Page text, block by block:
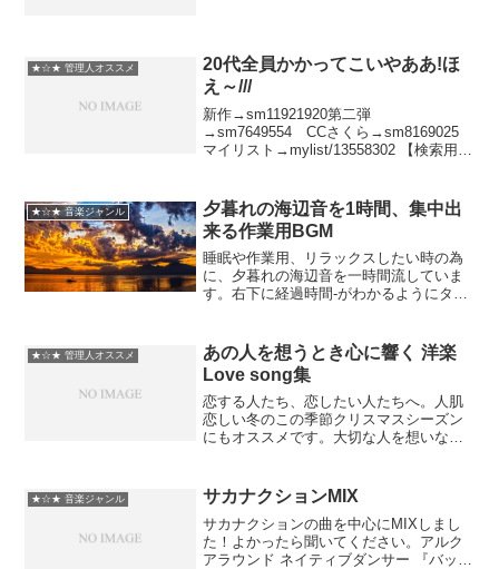
★☆★ 管理人オススメ
20代全員かかってこいやああ!ほ
え～///
新作→sm11921920第二弾
→sm7649554 CCさくら→sm8169025
マイリスト→mylist/13558302 【検索用】
イヤーズ/学校...
★☆★ 音楽ジャンル
夕暮れの海辺音を1時間、集中出
来る作業用BGM
睡眠や作業用、リラックスしたい時の為
に、夕暮れの海辺音を一時間流していま
す。右下­に経過時間-がわかるようにタイ
間、集中出来る作業用BGM海~The
Ocean B...
★☆★ 管理人オススメ
あの人を想うとき心に響く 洋楽
Love song集
恋する人たち、恋したい人たちへ。人肌
恋しい冬のこの季節クリスマスシーズン
にもオススメです。大切な人を想いなが
／BBMak ③Jus...
★☆★ 音楽ジャンル サカナクションMIX
サカナクションの曲を中心にMIXしまし
た！よかったら聞いてください。アルク
アラウンド ネイティブダンサー 『バッハ